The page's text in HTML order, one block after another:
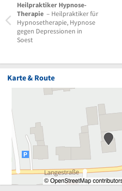
Heilpraktiker Hypnose-
Therapie – Heilpraktiker für
Hypnosetherapie, Hypnose
gegen Depressionen in
Soest
Karte & Route